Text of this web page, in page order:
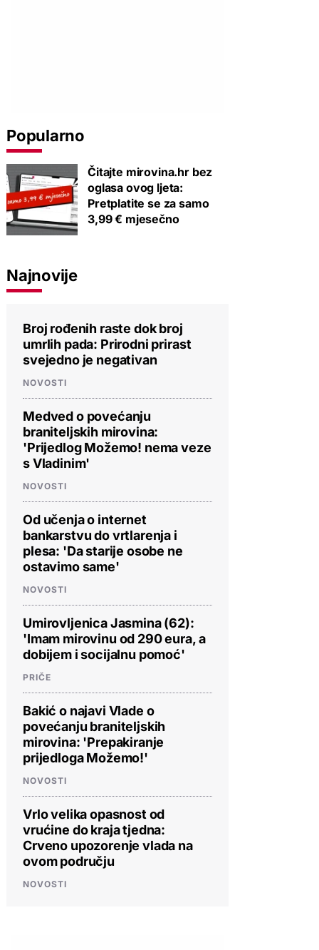
Popularno
Čitajte mirovina.hr bez
oglasa ovog ljeta:
Pretplatite se za samo
3,99 € mjesečno
Najnovije
Broj rođenih raste dok broj
umrlih pada: Prirodni prirast
svejedno je negativan
NOVOSTI
Medved o povećanju
braniteljskih mirovina:
'Prijedlog Možemo! nema veze
s Vladinim'
NOVOSTI
Od učenja o internet
bankarstvu do vrtlarenja i
plesa: 'Da starije osobe ne
ostavimo same'
NOVOSTI
Umirovljenica Jasmina (62):
'Imam mirovinu od 290 eura, a
dobijem i socijalnu pomoć'
PRIČE
Bakić o najavi Vlade o
povećanju braniteljskih
mirovina: 'Prepakiranje
prijedloga Možemo!'
NOVOSTI
Vrlo velika opasnost od
vrućine do kraja tjedna:
Crveno upozorenje vlada na
ovom području
NOVOSTI